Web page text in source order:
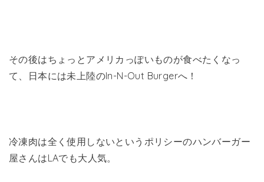
その後はちょっとアメリカっぽいものが食べたくなっ
て、日本には未上陸のIn-N-Out Burgerへ！
冷凍肉は全く使用しないというポリシーのハンバーガー
屋さんはLAでも大人気。